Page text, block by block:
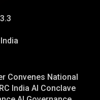
Convenes National
India AI Conclave